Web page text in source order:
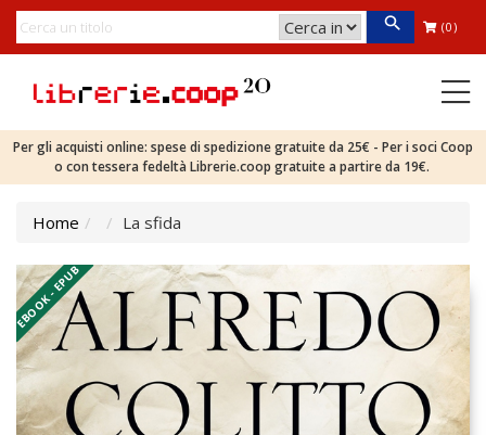
(0)
Per gli acquisti online: spese di spedizione gratuite da 25€ - Per i soci Coop
o con tessera fedeltà Librerie.coop gratuite a partire da 19€.
Home La sfida
EBOOK - EPUB